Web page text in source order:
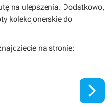
na ulepszenia. Dodatkowo,
kolekcjonerskie do
na stronie:
